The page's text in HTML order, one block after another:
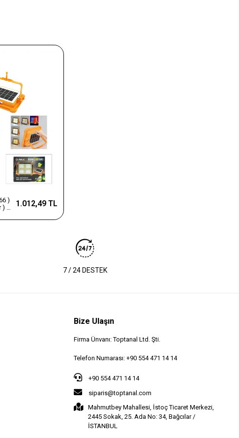
)
(
)
1.012,49 TL
7 / 24 DESTEK
Bize Ulaşın
Firma Ünvanı: Toptanal Ltd. Şti.
Telefon Numarası: +90 554 471 14 14
+90 554 471 14 14
siparis@toptanal.com
Mahmutbey Mahallesi, İstoç Ticaret Merkezi,
2445 Sokak, 25. Ada No: 34, Bağcılar /
İSTANBUL